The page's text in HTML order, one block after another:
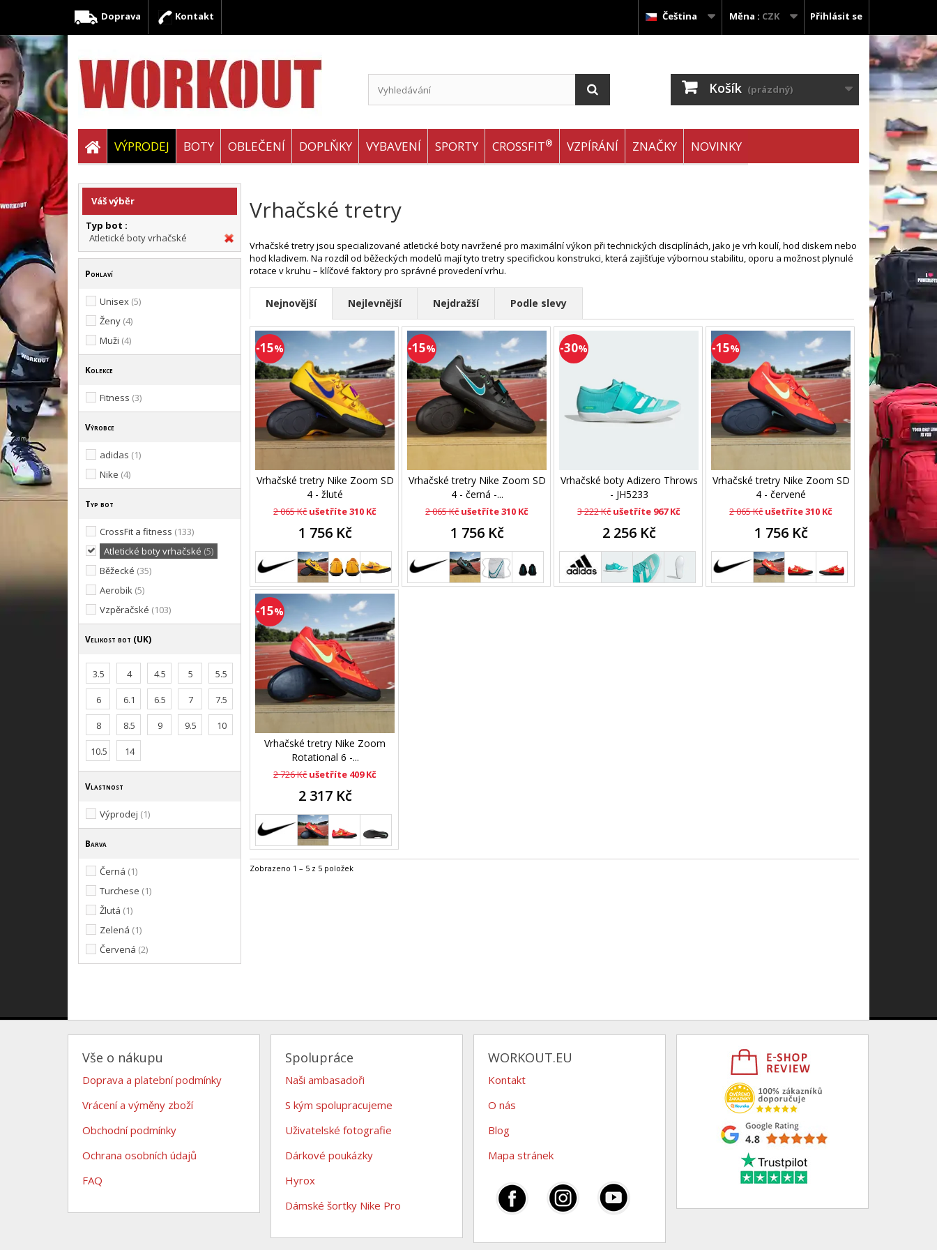
Přihlásit se
Měna : CZK
Čeština
Doprava Kontakt
Košík (prázdný)
VÝPRODEJ BOTY OBLEČENÍ DOPLŇKY VYBAVENÍ SPORTY CROSSFIT® VZPÍRÁNÍ ZNAČKY NOVINKY
Váš výběr
Typ bot :
Atletické boty vrhačské
Pohlaví
Unisex (5)
Ženy (4)
Muži (4)
Kolekce
Fitness (3)
Výrobce
adidas (1)
Nike (4)
Typ bot
CrossFit a fitness (133)
Atletické boty vrhačské (5)
Běžecké (35)
Aerobik (5)
Vzpěračské (103)
Velikost bot (UK)
3.5 4 4.5 5 5.5
6 6.1 6.5 7 7.5
8 8.5 9 9.5 10
10.5 14
Vlastnost
Výprodej (1)
Barva
Černá (1)
Turchese (1)
Žlutá (1)
Zelená (1)
Červená (2)
Vrhačské tretry
Vrhačské tretry jsou specializované atletické boty navržené pro maximální výkon při technických disciplínách, jako je vrh koulí, hod diskem nebo
hod kladivem. Na rozdíl od běžeckých modelů mají tyto tretry specifickou konstrukci, která zajišťuje výbornou stabilitu, oporu a možnost plynulé
rotace v kruhu – klíčové faktory pro správné provedení vrhu.
Nejnovější Nejlevnější Nejdražší Podle slevy
-15%
Vrhačské tretry Nike Zoom SD
4 - žluté
2 065 Kč ušetříte 310 Kč
1 756 Kč
-15%
Vrhačské tretry Nike Zoom SD
4 - černá -...
2 065 Kčušetříte 310 Kč
1 756 Kč
-30%
Vrhačské boty Adizero Throws
- JH5233
3 222 Kčušetříte 967 Kč
2 256 Kč
-15%
Vrhačské tretry Nike Zoom SD
4 - červené
2 065 Kčušetříte 310 Kč
1 756 Kč
-15%
Vrhačské tretry Nike Zoom
Rotational 6 -...
2 726 Kč ušetříte 409 Kč
2 317 Kč
Zobrazeno 1 – 5 z 5 položek
Vše o nákupu
Doprava a platební podmínky
Vrácení a výměny zboží
Obchodní podmínky
Ochrana osobních údajů
FAQ
Spolupráce
Naši ambasadoři
S kým spolupracujeme
Uživatelské fotografie
Dárkové poukázky
Hyrox
Dámské šortky Nike Pro
WORKOUT.EU
Kontakt
O nás
Blog
Mapa stránek